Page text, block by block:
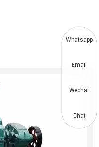
Whatsapp
Email
Wechat
Chat